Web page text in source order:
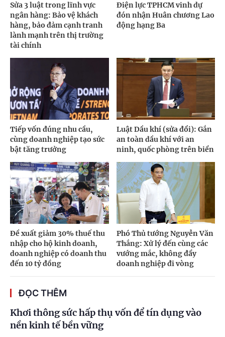
Sửa 3 luật trong lĩnh vực
ngân hàng: Bảo vệ khách
hàng, bảo đảm cạnh tranh
lành mạnh trên thị trường
tài chính
Điện lực TPHCM vinh dự
đón nhận Huân chương Lao
động hạng Ba
Tiếp vốn đúng nhu cầu,
cùng doanh nghiệp tạo sức
bật tăng trưởng
Luật Dầu khí (sửa đổi): Gắn
an toàn dầu khí với an
ninh, quốc phòng trên biển
Đề xuất giảm 30% thuế thu
nhập cho hộ kinh doanh,
doanh nghiệp có doanh thu
đến 10 tỷ đồng
Phó Thủ tướng Nguyễn Văn
Thắng: Xử lý đến cùng các
vướng mắc, không đẩy
doanh nghiệp đi vòng
ĐỌC THÊM
Khơi thông sức hấp thụ vốn để tín dụng vào
nền kinh tế bền vững